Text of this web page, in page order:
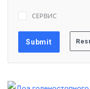
СЕРВИС